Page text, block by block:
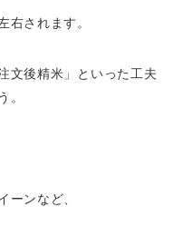
されます。
文後精米」といった工夫
ンなど、